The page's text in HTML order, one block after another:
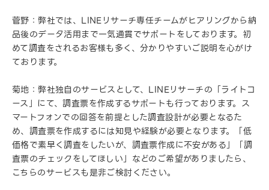
菅野：弊社では、LINEリサーチ専任チームがヒアリングから納
品後のデータ活用まで一気通貫でサポートをしております。初
めて調査をされるお客様も多く、分かりやすいご説明を心がけ
ております。
菊地：弊社独自のサービスとして、LINEリサーチの「ライトコ
ース」にて、調査票を作成するサポートも行っております。ス
マートフォンでの回答を前提とした調査設計が必要となるた
め、調査票を作成するには知見や経験が必要となります。「低
価格で素早く調査をしたいが、調査票作成に不安がある」「調
査票のチェックをしてほしい」などのご希望がありましたら、
こちらのサービスも是非ご検討ください。